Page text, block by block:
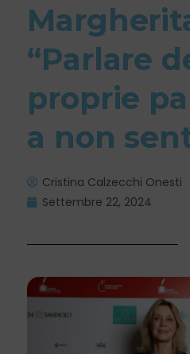
“Parlare
proprie
a non
Cristina Calzecchi Onesti
Settembre 22, 2024